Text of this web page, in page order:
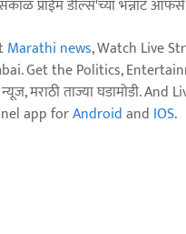
प्राईम डील्स'च्या भन्नाट
Marathi news, Watch Live
Get the Politics,
न्यूज, मराठी ताज्या घडामोडी.
app forAndroidand IOS.